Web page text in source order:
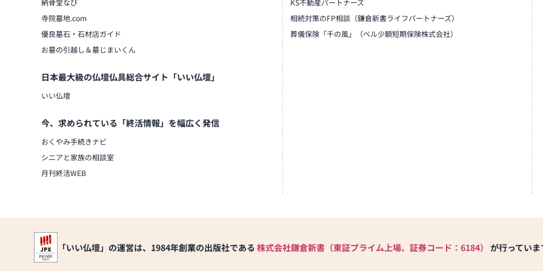
納骨堂なび
寺院墓地.com
優良墓石・石材店ガイド
お墓の引越し＆墓じまいくん
日本最大級の仏壇仏具総合サイト「いい仏壇」
いい仏壇
今、求められている「終活情報」を幅広く発信
おくやみ手続きナビ
シニアと家族の相談室
月刊終活WEB
KS不動産パートナーズ
相続対策のFP相談（鎌倉新書ライフパートナーズ）
葬儀保険「千の風」（ベル少額短期保険株式会社）
「いい仏壇」の運営は、1984年創業の出版社である 株式会社鎌倉新書（東証プライム上場、証券コード：6184） が行っていま